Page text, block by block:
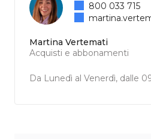
Martina Vertemati
Acquisti e abbonamenti
Da Lunedì al Venerdì, dalle
800 033 715